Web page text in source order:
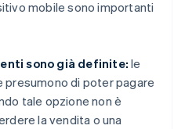
mobile sono importanti
sono già definite: le
di poter pagare
tale opzione non è
la vendita o una